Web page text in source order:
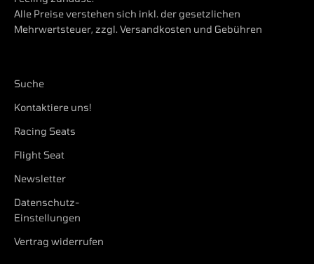
Alle Preise verstehen sich inkl. der gesetzlichen
Mehrwertsteuer, zzgl. Versandkosten und Gebühren
Suche
Kontaktiere uns!
Racing Seats
Flight Seat
Newsletter
Datenschutz-
Einstellungen
Vertrag widerrufen